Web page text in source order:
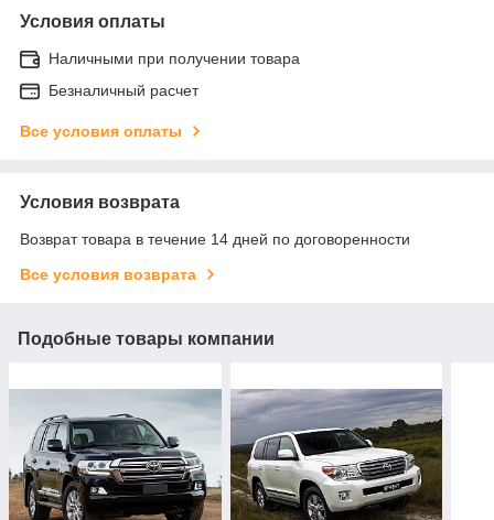
Условия оплаты
Наличными при получении товара
Безналичный расчет
Все условия оплаты
Условия возврата
Возврат товара в течение 14 дней по договоренности
Все условия возврата
Подобные товары компании